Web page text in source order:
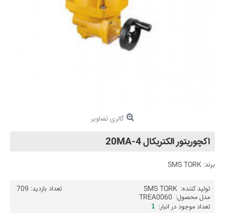
گالری تصاویر
اکچوریتور الکتریکال 4-20MA
برند:
تعداد بازدید: 709 تولید کننده: SMS TORK
مدل محصول: TREA0060
تعداد موجود در انبار: 1